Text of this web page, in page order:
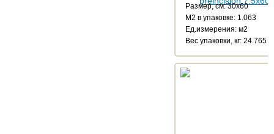
Размер, см: 30x60
М2 в упаковке: 1.063
Ед.измерения: м2
Веc упаковки, кг: 24.765